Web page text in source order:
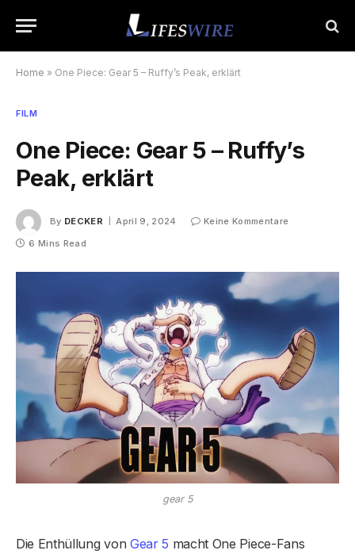
Home » One Piece: Gear 5 – Ruffy’s Peak, erklärt
FILM
One Piece: Gear 5 – Ruffy’s
Peak, erklärt
By DECKER April 9, 2024
Keine Kommentare
6 Mins Read
gear 5
Die Enthüllung von Gear 5 macht One Piece-Fans